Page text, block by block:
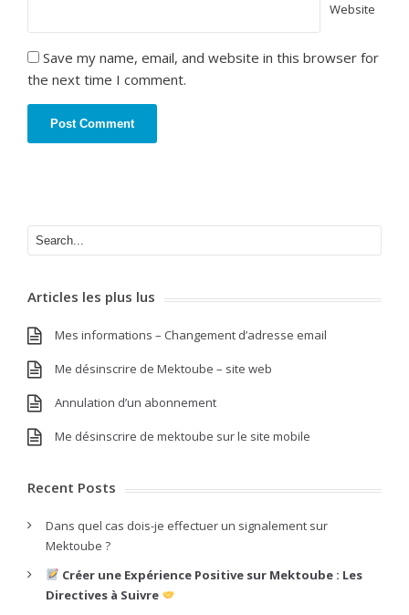
Website
Save my name, email, and website in this browser for
the next time I comment.
Articles les plus lus
Mes informations – Changement d’adresse email
Me désinscrire de Mektoube – site web
Annulation d’un abonnement
Me désinscrire de mektoube sur le site mobile
Recent Posts
Dans quel cas dois-je effectuer un signalement sur
Mektoube ?
Créer une Expérience Positive sur Mektoube : Les
Directives à Suivre